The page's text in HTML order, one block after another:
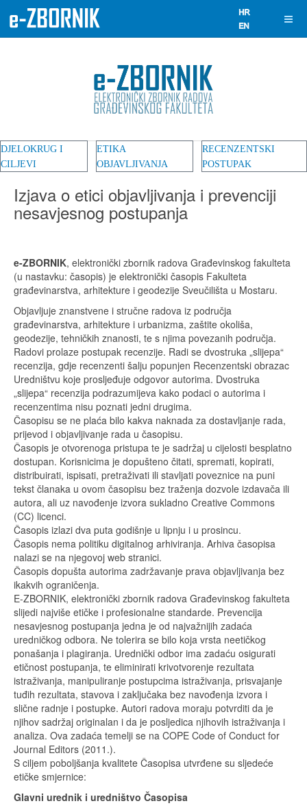
DJELOKRUG I
CILJEVI
ETIKA
OBJAVLJIVANJA
RECENZENTSKI
POSTUPAK
Izjava o etici objavljivanja i prevenciji
nesavjesnog postupanja
e-ZBORNIK, elektronički zbornik radova Građevinskog fakulteta
(u nastavku: časopis) je elektronički časopis Fakulteta
građevinarstva, arhitekture i geodezije Sveučilišta u Mostaru.
Objavljuje znanstvene i stručne radova iz područja
građevinarstva, arhitekture i urbanizma, zaštite okoliša,
geodezije, tehničkih znanosti, te s njima povezanih područja.
Radovi prolaze postupak recenzije. Radi se dvostruka „slijepa“
recenzija, gdje recenzenti šalju popunjen Recenzentski obrazac
Uredništvu koje prosljeđuje odgovor autorima. Dvostruka
„slijepa“ recenzija podrazumijeva kako podaci o autorima i
recenzentima nisu poznati jedni drugima.
Časopisu se ne plaća bilo kakva naknada za dostavljanje rada,
prijevod i objavljivanje rada u časopisu.
Časopis je otvorenoga pristupa te je sadržaj u cijelosti besplatno
dostupan. Korisnicima je dopušteno čitati, spremati, kopirati,
distribuirati, ispisati, pretraživati ili stavljati poveznice na puni
tekst članaka u ovom časopisu bez traženja dozvole izdavača ili
autora, ali uz navođenje izvora sukladno Creative Commons
(CC) licenci.
Časopis izlazi dva puta godišnje u lipnju i u prosincu.
Časopis nema politiku digitalnog arhiviranja. Arhiva časopisa
nalazi se na njegovoj web stranici.
Časopis dopušta autorima zadržavanje prava objavljivanja bez
ikakvih ograničenja.
E-ZBORNIK, elektronički zbornik radova Građevinskog fakulteta
slijedi najviše etičke i profesionalne standarde. Prevencija
nesavjesnog postupanja jedna je od najvažnijih zadaća
uredničkog odbora. Ne tolerira se bilo koja vrsta neetičkog
ponašanja i plagiranja. Urednički odbor ima zadaću osigurati
etičnost postupanja, te eliminirati krivotvorenje rezultata
istraživanja, manipuliranje postupcima istraživanja, prisvajanje
tuđih rezultata, stavova i zaključaka bez navođenja izvora i
slične radnje i postupke. Autori radova moraju potvrditi da je
njihov sadržaj originalan i da je posljedica njihovih istraživanja i
analiza. Ova zadaća temelji se na COPE Code of Conduct for
Journal Editors (2011.).
S ciljem poboljšanja kvalitete Časopisa utvrđene su sljedeće
etičke smjernice:
Glavni urednik i uredništvo Časopisa